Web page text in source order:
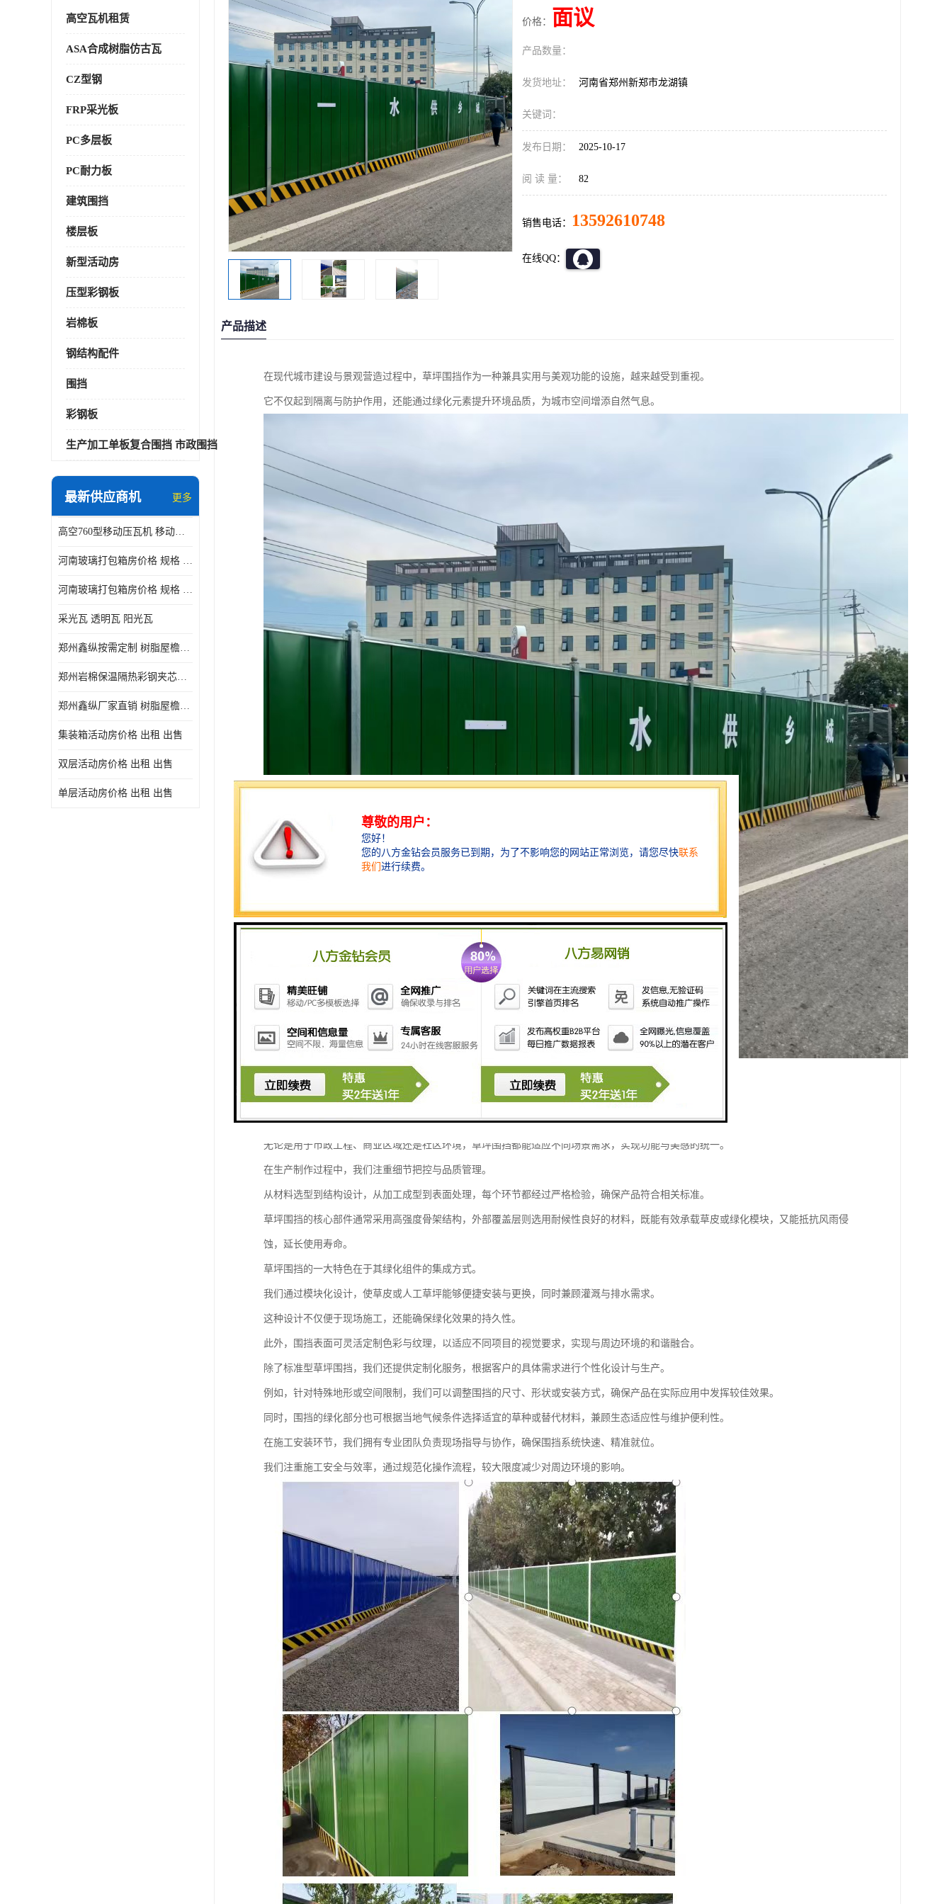
高空瓦机租赁
ASA合成树脂仿古瓦
CZ型钢
FRP采光板
PC多层板
PC耐力板
建筑围挡
楼层板
新型活动房
压型彩钢板
岩棉板
钢结构配件
围挡
彩钢板
生产加工单板复合围挡 市政围挡
最新供应商机 更多
高空760型移动压瓦机 移动升降制瓦设备租赁选郑州鑫纵
河南玻璃打包箱房价格 规格 鑫纵建材按需定制
河南玻璃打包箱房价格 规格 鑫纵建材批发
采光瓦 透明瓦 阳光瓦
郑州鑫纵按需定制 树脂屋檐装饰塑料琉璃瓦片 中式仿古瓦的特点 价格
郑州岩棉保温隔热彩钢夹芯板 郑州鑫纵支持定做
郑州鑫纵厂家直销 树脂屋檐装饰塑料琉璃瓦片 中式仿古瓦的特点 价格
集装箱活动房价格 出租 出售
双层活动房价格 出租 出售
单层活动房价格 出租 出售
价格： 面议
产品数量：
发货地址： 河南省郑州新郑市龙湖镇
关键词：
发布日期： 2025-10-17
阅 读 量： 82
销售电话： 13592610748
在线QQ：
产品描述
在现代城市建设与景观营造过程中，草坪围挡作为一种兼具实用与美观功能的设施，越来越受到重视。
它不仅起到隔离与防护作用，还能通过绿化元素提升环境品质，为城市空间增添自然气息。
我们专注于草坪围挡的生产制作，致力于为客户提供高品质、多样化的围挡解决方案。
草坪围挡的设计与生产融合了材料科学、结构工程与环境美化的多重理念。
我们采用优质原材料，结合先进工艺，确保围挡产品具备良好的耐久性与稳定性。
无论是用于市政工程、商业区域还是社区环境，草坪围挡都能适应不同场景需求，实现功能与美感的统一。
在生产制作过程中，我们注重细节把控与品质管理。
从材料选型到结构设计，从加工成型到表面处理，每个环节都经过严格检验，确保产品符合相关标准。
草坪围挡的核心部件通常采用高强度骨架结构，外部覆盖层则选用耐候性良好的材料，既能有效承载草皮或绿化模块，又能抵抗风雨侵
蚀，延长使用寿命。
草坪围挡的一大特色在于其绿化组件的集成方式。
我们通过模块化设计，使草皮或人工草坪能够便捷安装与更换，同时兼顾灌溉与排水需求。
这种设计不仅便于现场施工，还能确保绿化效果的持久性。
此外，围挡表面可灵活定制色彩与纹理，以适应不同项目的视觉要求，实现与周边环境的和谐融合。
除了标准型草坪围挡，我们还提供定制化服务，根据客户的具体需求进行个性化设计与生产。
例如，针对特殊地形或空间限制，我们可以调整围挡的尺寸、形状或安装方式，确保产品在实际应用中发挥较佳效果。
同时，围挡的绿化部分也可根据当地气候条件选择适宜的草种或替代材料，兼顾生态适应性与维护便利性。
在施工安装环节，我们拥有专业团队负责现场指导与协作，确保围挡系统快速、精准就位。
我们注重施工安全与效率，通过规范化操作流程，较大限度减少对周边环境的影响。